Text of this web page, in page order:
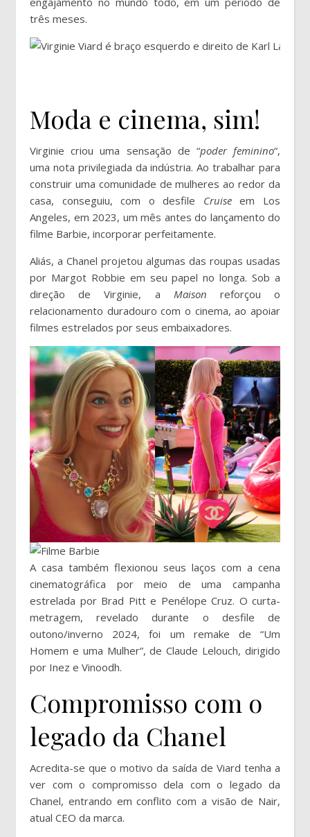
três meses.
Moda e cinema, sim!
Virginie criou uma sensação de “poder feminino“,
uma nota privilegiada da indústria. Ao trabalhar para
construir uma comunidade de mulheres ao redor da
casa, conseguiu, com o desfile Cruiseem Los
Angeles, em 2023, um mês antes do lançamento do
filme Barbie, incorporar perfeitamente.
Aliás, a Chanel projetou algumas das roupas usadas
por Margot Robbie em seu papel no longa. Sob a
direção de Virginie, a Maison reforçou o
relacionamento duradouro com o cinema, ao apoiar
filmes estrelados por seus embaixadores.
A casa também flexionou seus laços com a cena
cinematográfica por meio de uma campanha
estrelada por Brad Pitt e Penélope Cruz. O curta-
metragem, revelado durante o desfile de
outono/inverno 2024, foi um remake de “Um
Homem e uma Mulher”, de Claude Lelouch, dirigido
por Inez e Vinoodh.
Compromisso com o
legado da Chanel
Acredita-se que o motivo da saída de Viard tenha a
ver com o compromisso dela com o legado da
Chanel, entrando em conflito com a visão de Nair,
atual CEO da marca.